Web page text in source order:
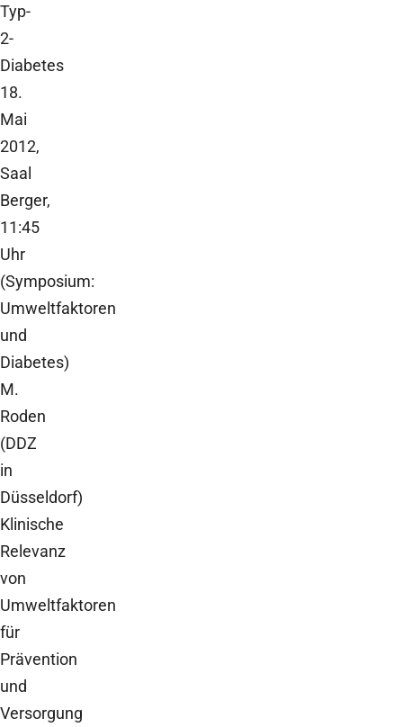
Typ-
2-
Diabetes
18.
Mai
2012,
Saal
Berger,
11:45
Uhr
(Symposium:
Umweltfaktoren
und
Diabetes)
M.
Roden
(DDZ
in
Düsseldorf)
Klinische
Relevanz
von
Umweltfaktoren
für
Prävention
und
Versorgung